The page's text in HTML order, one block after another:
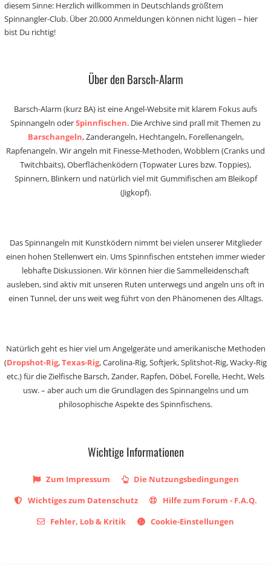
diesem Sinne: Herzlich willkommen in Deutschlands größtem
Spinnangler-Club. Über 20.000 Anmeldungen können nicht lügen – hier
bist Du richtig!
Über den Barsch-Alarm
Barsch-Alarm (kurz BA) ist eine Angel-Website mit klarem Fokus aufs
Spinnangeln oderSpinnfischen. Die Archive sind prall mit Themen zu
Barschangeln, Zanderangeln, Hechtangeln, Forellenangeln,
Rapfenangeln. Wir angeln mit Finesse-Methoden, Wobblern (Cranks und
Twitchbaits), Oberflächenködern (Topwater Lures bzw. Toppies),
Spinnern, Blinkern und natürlich viel mit Gummifischen am Bleikopf
(Jigkopf).
Das Spinnangeln mit Kunstködern nimmt bei vielen unserer Mitglieder
einen hohen Stellenwert ein. Ums Spinnfischen entstehen immer wieder
lebhafte Diskussionen. Wir können hier die Sammelleidenschaft
ausleben, sind aktiv mit unseren Ruten unterwegs und angeln uns oft in
einen Tunnel, der uns weit weg führt von den Phänomenen des Alltags.
Natürlich geht es hier viel um Angelgeräte und amerikanische Methoden
(Dropshot-Rig,Texas-Rig, Carolina-Rig, Softjerk, Splitshot-Rig, Wacky-Rig
etc.) für die Zielfische Barsch, Zander, Rapfen, Döbel, Forelle, Hecht, Wels
usw. – aber auch um die Grundlagen des Spinnangelns und um
philosophische Aspekte des Spinnfischens.
Wichtige Informationen
Zum Impressum
Die Nutzungsbedingungen
Wichtiges zum Datenschutz
Hilfe zum Forum - F.A.Q.
Fehler, Lob & Kritik
Cookie-Einstellungen